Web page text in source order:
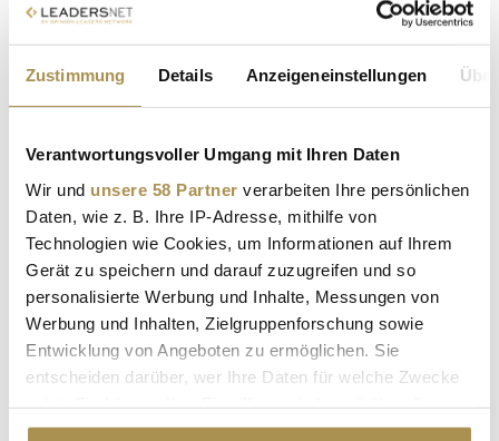
Zustimmung Details Anzeigeneinstellungen
Verantwortungsvoller Umgang mit Ihren Daten
Wir und unsere 58 Partner verarbeiten Ihre persönlichen
Daten, wie z. B. Ihre IP-Adresse, mithilfe von
Technologien wie Cookies, um Informationen auf Ihrem
Gerät zu speichern und darauf zuzugreifen und so
personalisierte Werbung und Inhalte, Messungen von
Werbung und Inhalten, Zielgruppenforschung sowie
Entwicklung von Angeboten zu ermöglichen. Sie
entscheiden darüber, wer Ihre Daten für welche Zwecke
Cookie-Erklärung oder durch Klicken auf das Privacy